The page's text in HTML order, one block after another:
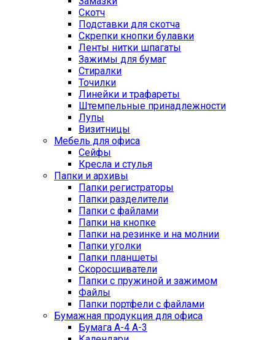
Скотч
Подставки для скотча
Скрепки кнопки булавки
Ленты нитки шпагаты
Зажимы для бумаг
Стиралки
Точилки
Линейки и трафареты
Штемпельные принадлежности
Лупы
Визитницы
Мебель для офиса
Сейфы
Кресла и стулья
Папки и архивы
Папки регистраторы
Папки разделители
Папки с файлами
Папки на кнопке
Папки на резинке и на молнии
Папки уголки
Папки планшеты
Скоросшиватели
Папки с пружиной и зажимом
Файлы
Папки портфели с файлами
Бумажная продукция для офиса
Бумага А-4 А-3